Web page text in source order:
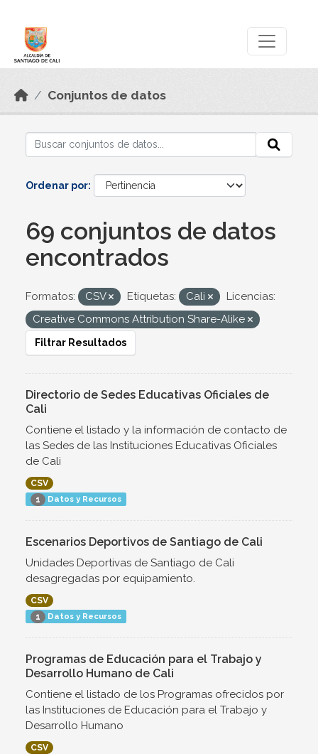
Conjuntos de datos
Ordenar por
69 conjuntos de datos
encontrados
Formatos: CSV Etiquetas: Cali
Licencias:
Creative Commons Attribution Share-Alike
Filtrar Resultados
Directorio de Sedes Educativas Oficiales de
Cali
Contiene el listado y la información de contacto de
las Sedes de las Instituciones Educativas Oficiales
de Cali
CSV
1 Datos y Recursos
Escenarios Deportivos de Santiago de Cali
Unidades Deportivas de Santiago de Cali
desagregadas por equipamiento.
CSV
1 Datos y Recursos
Programas de Educación para el Trabajo y
Desarrollo Humano de Cali
Contiene el listado de los Programas ofrecidos por
las Instituciones de Educación para el Trabajo y
Desarrollo Humano
CSV